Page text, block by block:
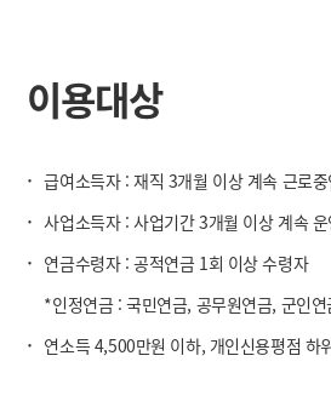
이용대상
· 급여소득자 : 재직 3개월 이상 계속 근로
· 사업소득자 : 사업기간 3개월 이상 계속
· 연금수령자 : 공적연금 1회 이상 수령자
*인정연금 : 국민연금, 공무원연금, 군인
· 연소득 4,500만원 이하, 개인신용평점